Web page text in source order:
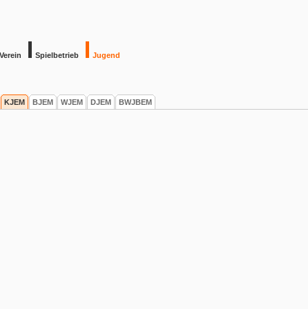
Verein Spielbetrieb Jugend
KJEM BJEM WJEM DJEM BWJBEM